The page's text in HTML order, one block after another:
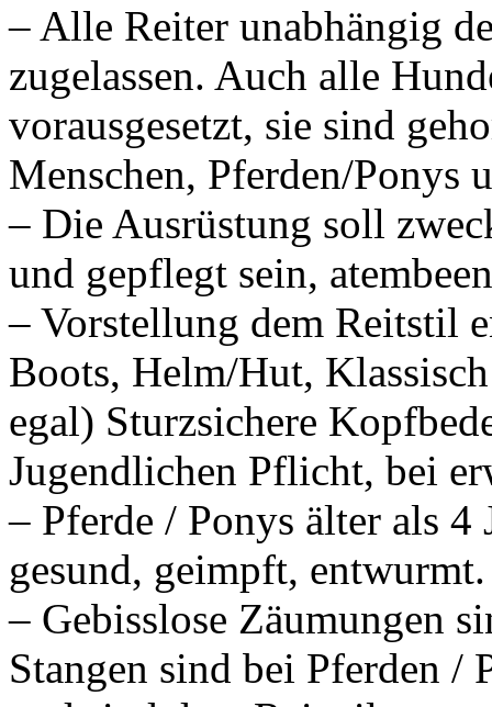
– Alle Reiter unabhängig
zugelassen. Auch alle
vorausgesetzt, sie sind
Menschen, Pferden/Ponys
– Die Ausrüstung soll
und gepflegt sein,
– Vorstellung dem Reitstil
Boots, Helm/Hut,
egal) Sturzsichere
Jugendlichen Pflicht, bei
– Pferde / Ponys älter als 4
gesund, geimpft, entwurmt.
– Gebisslose Zäumungen
Stangen sind bei Pferden /